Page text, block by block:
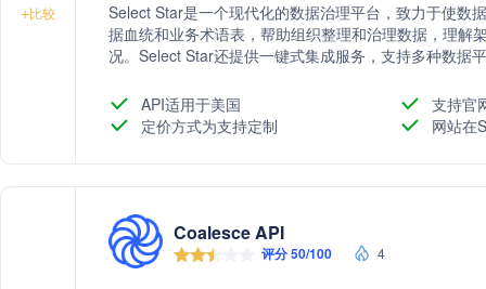
+比较
Select Star是一个现代化的数据治理平台，致力于使数
据血统和业务术语表，帮助组织整理和治理数据，理解
况。Select Star还提供一键式集成服务，支持多种数据
API适用于美国
支持官
定价方式为支持定制
网站在
Coalesce API
评分 50/100 4